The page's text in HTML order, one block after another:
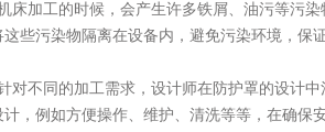
加工的时候，会产生许多铁屑、油污等污染
些污染物隔离在设备内，避免污染环境，保
不同的加工需求，设计师在防护罩的设计中
，例如方便操作、维护、清洗等等，在确保